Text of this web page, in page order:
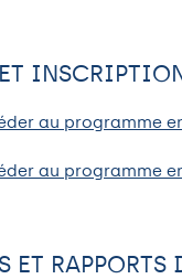
au programme
au programme
ET RAPPORTS